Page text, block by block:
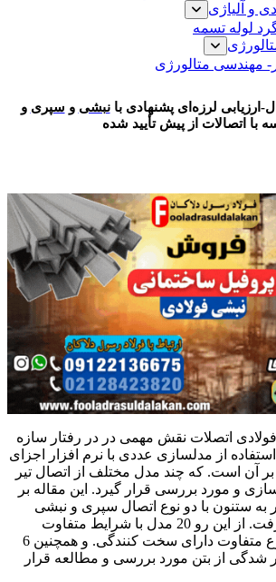
و آلیاژی
لوله تسمه
مهندسی متالورژی
ارزیابی لرزه‌ای پشنهادی بانبشی و سپری و
با اتصالات از پیش تأیید شده
اتصلات نقش مهمی در در رفتار سازه
استفاده از مدلسازی عددی با نرم افزار اجزای
آن است. که چند مدل مختلف از اتصال تیر
و مورد بررسی قرار گیرد. این مقاله بر
به ستنون با دو نوع اتصال سپری و نبشی
مورد بررسی قرار گرفت. از این رو 20 مدل با شرایط متفاوت
ضخامت متفاوت و نوع متفاوت دارای سخت کنندگی. و همچنین 6
شدگی از بتن مورد بررسی و مطالعه قرار